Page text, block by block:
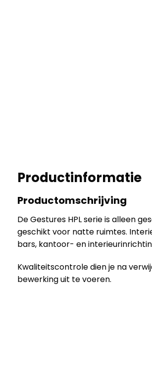
Productinformatie
Productomschrijving
De Gestures HPL serie is alleen
geschikt voor natte ruimtes.
bars, kantoor- en
Kwaliteitscontrole dien je na
bewerking uit te voeren.